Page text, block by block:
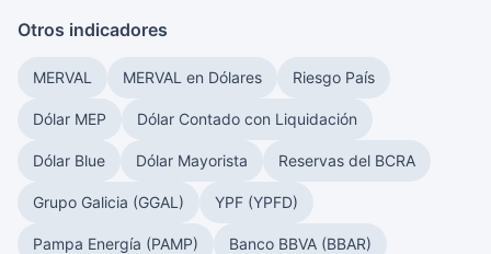
Otros indicadores
MERVAL MERVAL en Dólares Riesgo País
Dólar MEP Dólar Contado con Liquidación
Dólar Blue Dólar Mayorista Reservas del BCRA
Grupo Galicia (GGAL) YPF (YPFD)
Pampa Energía (PAMP) Banco BBVA (BBAR)